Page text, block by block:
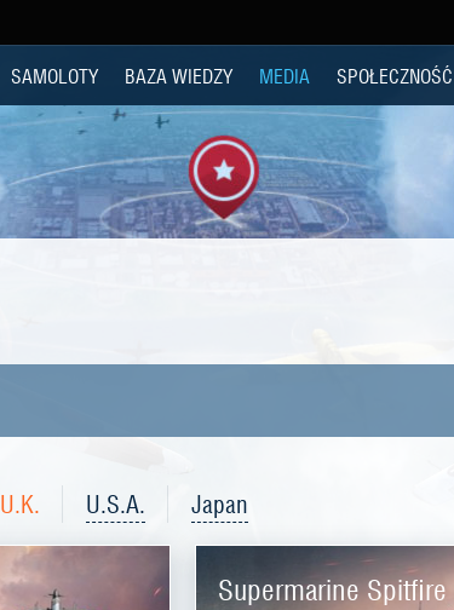
SAMOLOTY BAZA WIEDZY MEDIA SPOŁECZNOŚĆ
U.K. U.S.A. Japan
Supermarine